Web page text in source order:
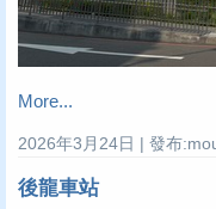
More...
2026年3月24日 | 發布
後龍車站